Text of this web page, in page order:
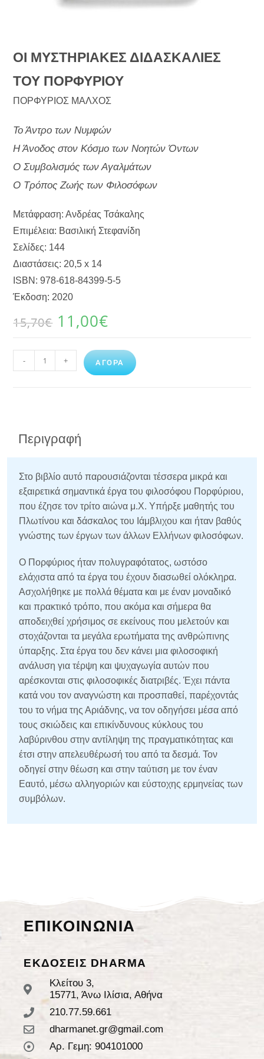
ΟΙ ΜΥΣΤΗΡΙΑΚΕΣ ΔΙΔΑΣΚΑΛΙΕΣ
ΤΟΥ ΠΟΡΦΥΡΙΟΥ
ΠΟΡΦΥΡΙΟΣ ΜΑΛΧΟΣ
Το Άντρο των Νυμφών
Η Άνοδος στον Κόσμο των Νοητών Όντων
Ο Συμβολισμός των Αγαλμάτων
Ο Τρόπος Ζωής των Φιλοσόφων
Μετάφραση: Ανδρέας Τσάκαλης
Επιμέλεια: Βασιλική Στεφανίδη
Σελίδες: 144
Διαστάσεις: 20,5 x 14
ISBN: 978-618-84399-5-5
Έκδοση: 2020
15,70€ 11,00€
- + ΑΓΟΡΑ
Περιγραφή
Στο βιβλίο αυτό παρουσιάζονται τέσσερα μικρά και
εξαιρετικά σημαντικά έργα του φιλοσόφου Πορφύριου,
που έζησε τον τρίτο αιώνα μ.Χ. Υπήρξε μαθητής του
Πλωτίνου και δάσκαλος του Ιάμβλιχου και ήταν βαθύς
γνώστης των έργων των άλλων Ελλήνων φιλοσόφων.
Ο Πορφύριος ήταν πολυγραφότατος, ωστόσο
ελάχιστα από τα έργα του έχουν διασωθεί ολόκληρα.
Ασχολήθηκε με πολλά θέματα και με έναν μοναδικό
και πρακτικό τρόπο, που ακόμα και σήμερα θα
αποδειχθεί χρήσιμος σε εκείνους που μελετούν και
στοχάζονται τα μεγάλα ερωτήματα της ανθρώπινης
ύπαρξης. Στα έργα του δεν κάνει μια φιλοσοφική
ανάλυση για τέρψη και ψυχαγωγία αυτών που
αρέσκονται στις φιλοσοφικές διατριβές. Έχει πάντα
κατά νου τον αναγνώστη και προσπαθεί, παρέχοντάς
του το νήμα της Αριάδνης, να τον οδηγήσει μέσα από
τους σκιώδεις και επικίνδυνους κύκλους του
λαβύρινθου στην αντίληψη της πραγματικότητας και
έτσι στην απελευθέρωσή του από τα δεσμά. Τον
οδηγεί στην θέωση και στην ταύτιση με τον έναν
Εαυτό, μέσω αλληγοριών και εύστοχης ερμηνείας των
συμβόλων.
ΕΠΙΚΟΙΝΩΝΙΑ
ΕΚΔΟΣΕΙΣ DHARMA
Κλείτου 3,
15771, Άνω Ιλίσια, Αθήνα
210.77.59.661
dharmanet.gr@gmail.com
Αρ. Γεμη: 904101000